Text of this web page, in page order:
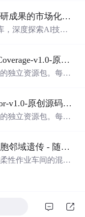
高校科研管理人员如何加速科研成果的市场化转化？.docx
，深度探索AI技术
技创新与产业创新
AI-Coding-Exercise-Feedback-Coverage-v1.0-原创源码与文档.zip
独立资源包。每个
License及原创与授
test验证算法，
日志或其他受限素
审计和课程实践。
Skill-Execution-Receipt-Validator-v1.0-原创源码与文档.zip
独立资源包。每个
License及原创与授
test验证算法，
面向高柔性柔性作业车间的元胞邻域遗传 - 随机重启爬山混合调度优化算法（Matlab代码实现）
性作业车间的混合
效应对高柔性车间
的调度挑战；通过